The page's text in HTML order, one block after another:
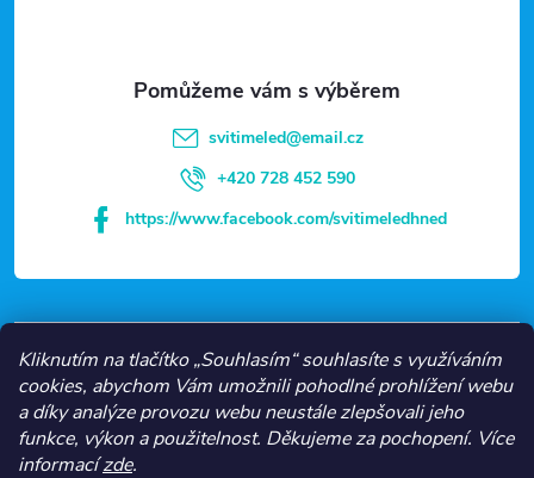
Kliknutím na tlačítko „Souhlasím“ souhlasíte s využíváním
cookies, abychom Vám umožnili pohodlné prohlížení webu
a díky analýze provozu webu neustále zlepšovali jeho
funkce, výkon a použitelnost. Děkujeme za pochopení. Více
informacízde.
VŠE O NÁKUPU
NEJČASTĚJŠÍ KATEGORIE
svitimeled@email.cz
+420 728 452 590
https://www.facebook.com/svitimeledhned